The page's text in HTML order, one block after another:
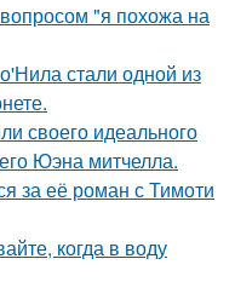
"я похожа на
стали одной из
своего идеального
Юэна митчелла.
за её роман с Тимоти
когда в воду